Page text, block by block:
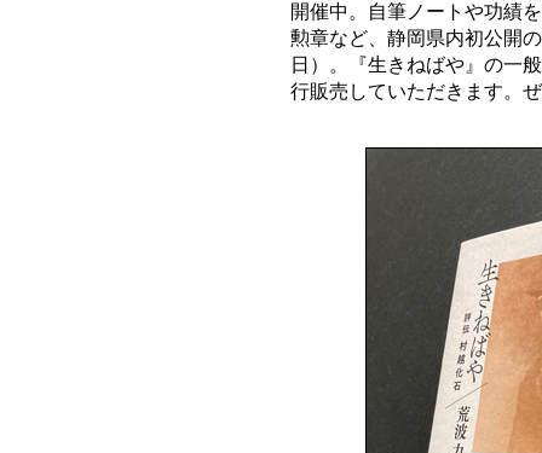
開催中。自筆ノートや功績
勲章など、静岡県内初公開
日）。『生きねばや』の一
行販売していただきます。